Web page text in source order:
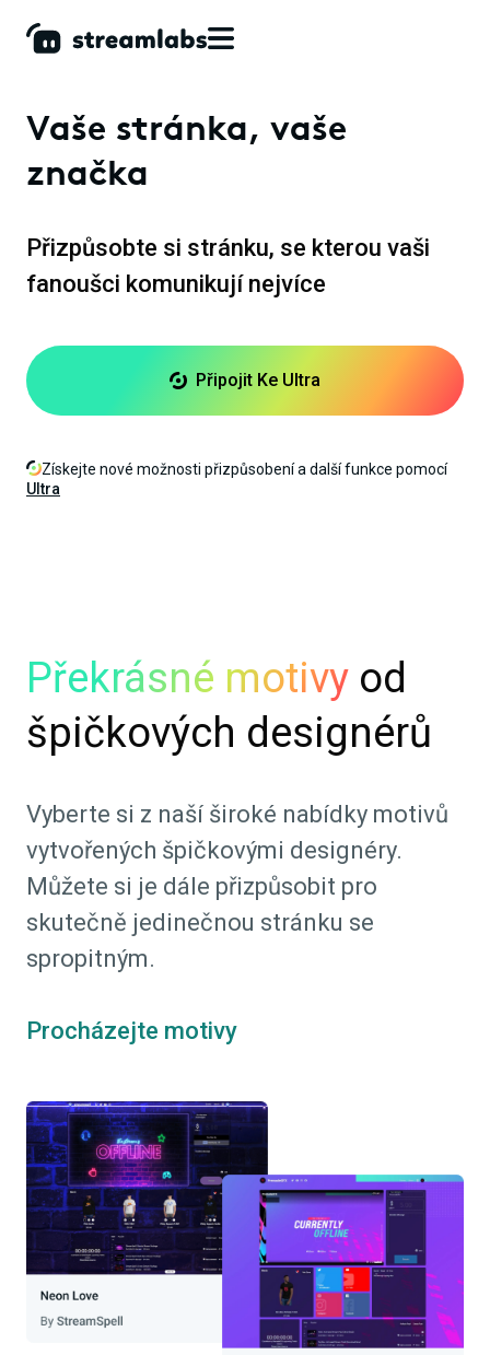
Vaše stránka, vaše
značka
Přizpůsobte si stránku, se kterou vaši
fanoušci komunikují nejvíce
Připojit Ke Ultra
Získejte nové možnosti přizpůsobení a další funkce pomocí
Ultra
Překrásné motivy od
špičkových designérů
Vyberte si z naší široké nabídky motivů
vytvořených špičkovými designéry.
Můžete si je dále přizpůsobit pro
skutečně jedinečnou stránku se
spropitným.
Procházejte motivy